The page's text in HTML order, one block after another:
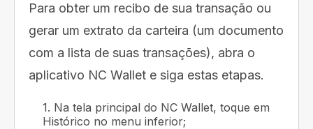
Para obter um recibo de sua transação ou
gerar um extrato da carteira (um documento
com a lista de suas transações), abra o
aplicativo NC Wallet e siga estas etapas.
1. Na tela principal do NC Wallet, toque em
Histórico no menu inferior;